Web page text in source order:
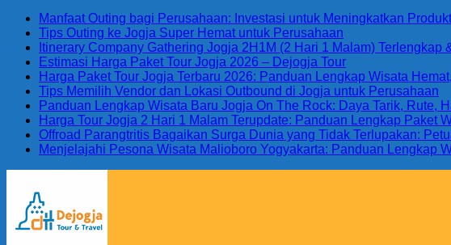
Manfaat Outing bagi Perusahaan: Investasi untuk Meningkatkan
Tips Outing ke Jogja Super Hemat untuk Perusahaan
Itinerary Company Gathering Jogja 2H1M (2 Hari 1 Malam) Terlengkap
Estimasi Harga Paket Tour Jogja 2026 – Dejogja Tour
Harga Paket Tour Jogja Terbaru 2026: Panduan Lengkap Wisata
Tips Memilih Vendor dan Lokasi Outbound di Jogja untuk Perusahaan
Panduan Lengkap Wisata Baru Jogja On The Rock: Daya Tarik, Rute,
Harga Tour Jogja 2 Hari 1 Malam Terupdate: Panduan Lengkap Paket
Offroad Parangtritis Bagaikan Surga Dunia yang Tidak Terlupakan:
Menjelajahi Pesona Wisata Malioboro Yogyakarta: Panduan Lengkap